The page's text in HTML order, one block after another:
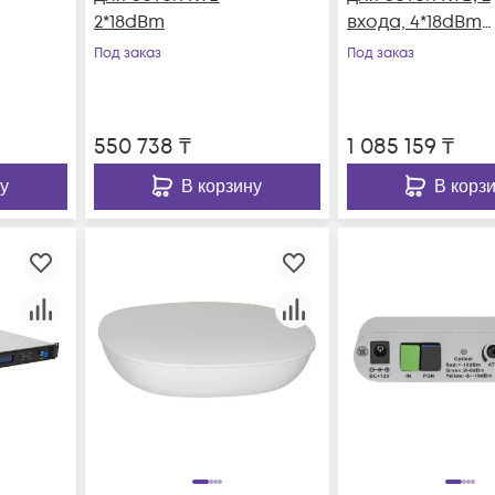
2*18dBm
Под заказ
550 738 ₸
В корзину
входа, 4*18dBm
выхода, WDM
Под заказ
1 085 159 ₸
В